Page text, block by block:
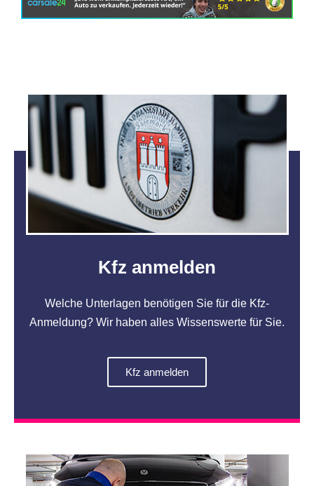
Kfz anmelden
Welche Unterlagen benötigen Sie für die Kfz-
Anmeldung? Wir haben alles Wissenswerte für Sie.
Kfz anmelden